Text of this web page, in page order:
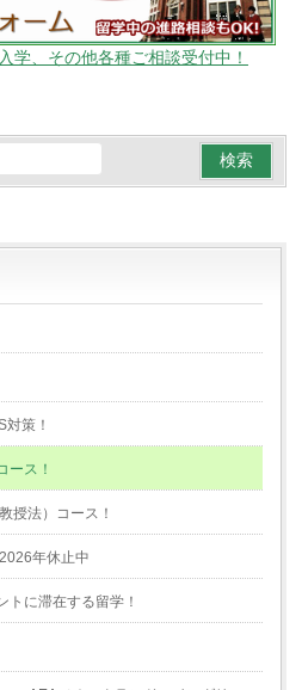
学、その他各種ご相談受付中！
策！
ース！
授法）コース！
年休止中
トに滞在する留学！